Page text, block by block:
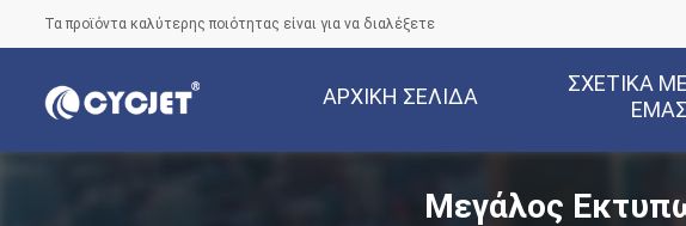
Τα προϊόντα καλύτερης ποιότητας είναι για να διαλέξετε
ΑΡΧΙΚΉ ΣΕΛΊΔΑ
ΣΧΕΤΙΚΆ ΜΕ
ΕΜΆΣ
Μεγάλος